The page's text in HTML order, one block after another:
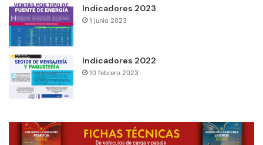
Indicadores 2023
1 junio 2023
Indicadores 2022
10 febrero 2023